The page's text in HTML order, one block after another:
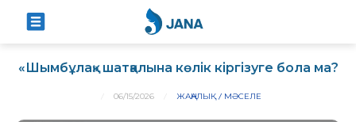
«Шымбұлақ» шатқалына көлік кіргізуге бола ма?
06/15/2026 ЖАҢАЛЫҚ МӘСЕЛЕ